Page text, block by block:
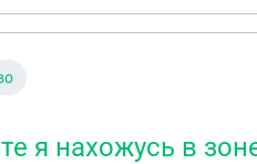
я нахожусь в